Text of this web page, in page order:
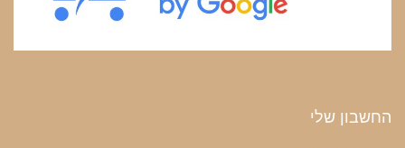
החשבון שלי